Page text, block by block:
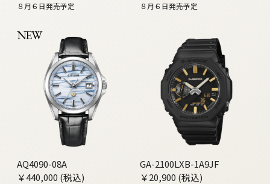
８月６日発売予定 ８月６日発売予定
NEW
AQ4090-08A
￥440,000 (税込)
GA-2100LXB-1A9JF
￥20,900 (税込)